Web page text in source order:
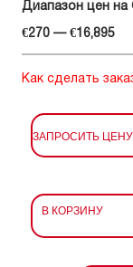
Диапазон цен на
€270 — €16,895
Как сделать
ЗАПРОСИТЬ ЦЕНУ
В КОРЗИНУ